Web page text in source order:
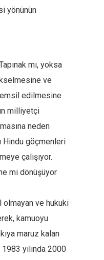
yönünün
mı, yoksa
ve
edilmesine
milliyetçi
neden
Hindu göçmenleri
çalışıyor.
mi dönüşüyor
ve hukuki
kamuoyu
maruz kalan
yılında 2000